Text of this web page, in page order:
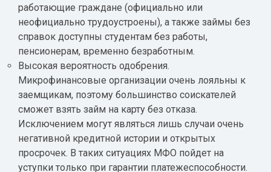
работающие граждане (официально или
неофициально трудоустроены), а также займы без
справок доступны студентам без работы,
пенсионерам, временно безработным.
Высокая вероятность одобрения.
Микрофинансовые организации очень лояльны к
заемщикам, поэтому большинство соискателей
сможет взять займ на карту без отказа.
Исключением могут являться лишь случаи очень
негативной кредитной истории и открытых
просрочек. В таких ситуациях МФО пойдет на
уступки только при гарантии платежеспособности.